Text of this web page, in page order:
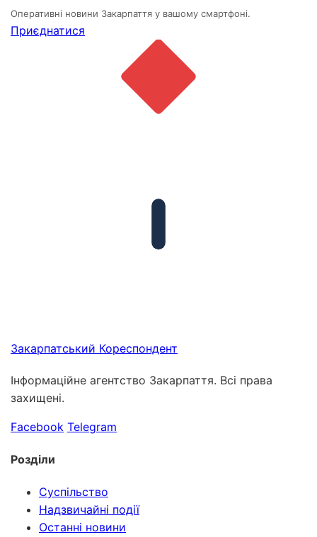
Оперативні новини Закарпаття у вашому смартфоні.
Приєднатися
Закарпатський Кореспондент
Інформаційне агентство Закарпаття. Всі права
захищені.
Facebook Telegram
Розділи
Суспільство
Надзвичайні події
Останні новини